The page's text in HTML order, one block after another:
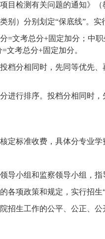
检测有关问题的通知》（
别）分别划定“保底线”。实
=文考总分+固定加分；中
文考总分+固定加分。
档分相同时，先同等优先
进行排序。投档分相同时
定标准收费，具体分专业
导小组和监察领导小组，
各项政策和规定，实行招生
招生工作的公平、公正、公